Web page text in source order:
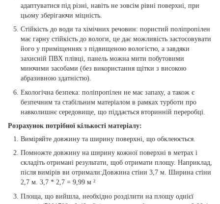
адаптуватися під різні, навіть не зовсім рівні поверхні, при
цьому зберігаючи міцність.
Стійкість до води та хімічних речовин: пористий поліпропілен
має гарну стійкість до вологи, це дає можливість застосовувати
його у приміщеннях з підвищеною вологістю, а завдяки
захисній ПВХ плівці, панель можна мити побутовими
миючими засобами (без використання щітки з високою
абразивною здатністю).
Екологічна безпека: поліпропілен не має запаху, а також є
безпечним та стабільним матеріалом в рамках турботи про
навколишнє середовище, що піддається вторинній переробці.
Розрахунок потрібної кількості матеріалу:
Виміряйте довжину та ширину поверхні, що обклеюється.
Помножте довжину на ширину кожної поверхні в метрах і
складіть отримані результати, щоб отримати площу. Наприклад,
після вимірів ви отримали:Довжина стіни 3,7 м. Ширина стіни
2,7 м. 3,7 * 2,7 = 9,99 м ²
Площа, що вийшла, необхідно розділити на площу однієї